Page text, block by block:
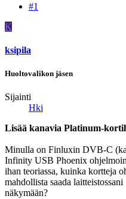
#1
K
ksipila
Huoltovalikon jäsen
Sijainti
Hki
Lisää kanavia Platinum-
Minulla on Finluxin DVB-C
Infinity USB Phoenix
ihan teoriassa, kuinka kortteja
mahdollista saada laitteistossani
näkymään?